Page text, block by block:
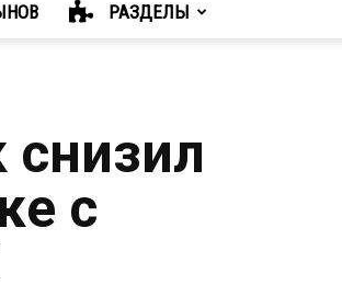
РАЗДЕЛЫ
снизил
с